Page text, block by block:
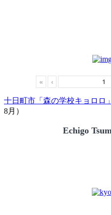
« ‹
十日町市「森の学校キョロロ」
8月）
Echigo